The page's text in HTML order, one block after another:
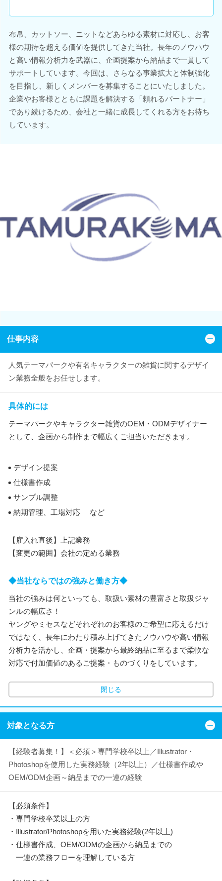
布帛、カットソー、ニットなどあらゆる素材に対応し、お客
様の期待を超える価値を提供してきた当社。長年のノウハウ
と高い情報分析力を武器に、企画提案から納品まで一貫して
サポートしています。今回は、さらなる事業拡大と体制強化
を目指し、新しくメンバーを募集することにいたしました。
企業やお客様とともに課題を解決する「頼れるパートナー」
であり続けるため、会社と一緒に成長してくれる方をお待ち
しています。
仕事内容
人気テーマパークや有名キャラクターの雑貨に関するデザイ
ン業務全般をお任せします。
具体的には
テーマパークやキャラクター雑貨のOEM・ODMデザイナー
として、企画から制作まで幅広くご担当いただきます。
デザイン提案
仕様書作成
サンプル調整
納期管理、工場対応 など
【雇入れ直後】上記業務
【変更の範囲】会社の定める業務
◆当社ならではの強みと働き方◆
当社の強みは何といっても、取扱い素材の豊富さと取扱ジャ
ンルの幅広さ！
ヤングやミセスなどそれぞれのお客様のご希望に応えるだけ
ではなく、長年にわたり積み上げてきたノウハウや高い情報
分析力を活かし、企画・提案から最終納品に至るまで柔軟な
対応で付加価値のあるご提案・ものづくりをしています。
閉じる
対象となる方
【経験者募集！】＜必須＞専門学校卒以上／Illustrator・
Photoshopを使用した実務経験（2年以上）／仕様書作成や
OEM/ODM企画～納品までの一連の経験
【必須条件】
・専門学校卒業以上の方
・Illustrator/Photoshopを用いた実務経験(2年以上)
・仕様書作成、OEM/ODMの企画から納品までの
一連の業務フローを理解している方